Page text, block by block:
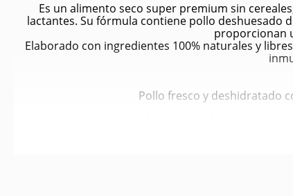
Es un alimento seco super premium sin
lactantes. Su fórmula contiene pollo deshuesado
proporcionan
Elaborado con ingredientes 100% naturales y
Pollo fresco y deshidratado
Aporta antioxidantes